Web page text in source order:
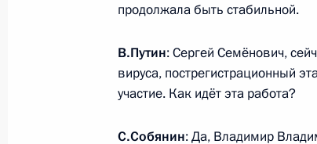
26 августа 2020 года, среда
Совещание с членами
продолжала быть стабильной.
В.Путин: Сергей Семёнович,
вируса, пострегистрационный
участие. Как идёт эта работа?
С.Собянин: Да, Владимир